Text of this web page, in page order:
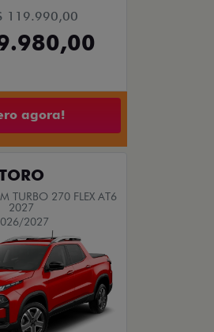
119.990,00
agora!
TURBO 270 FLEX AT6
2027
2027